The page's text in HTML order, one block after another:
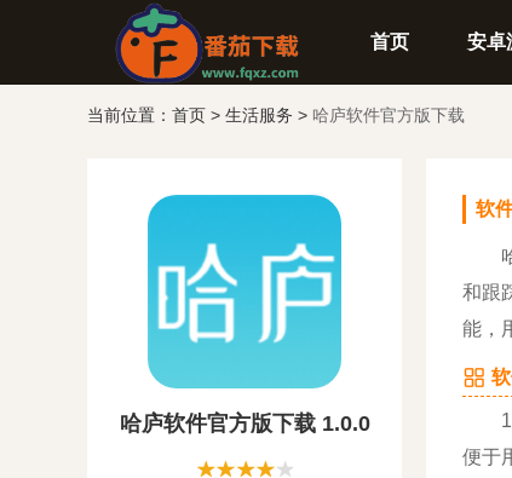
首页 安卓
当前位置： 首页 > 生活服务 > 哈庐软件官方版下载
哈庐软件官方版下载 1.0.0
软
哈
和跟
能，
软
1、
便于